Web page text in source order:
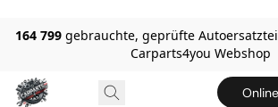
164 799 gebrauchte, geprüfte
Carparts4you Webshop